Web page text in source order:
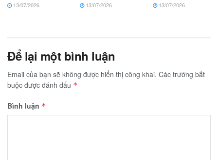
13/07/2026 13/07/2026 13/07/2026
Để lại một bình luận
Email của bạn sẽ không được hiển thị công khai. Các trường bắt
buộc được đánh dấu *
Bình luận *